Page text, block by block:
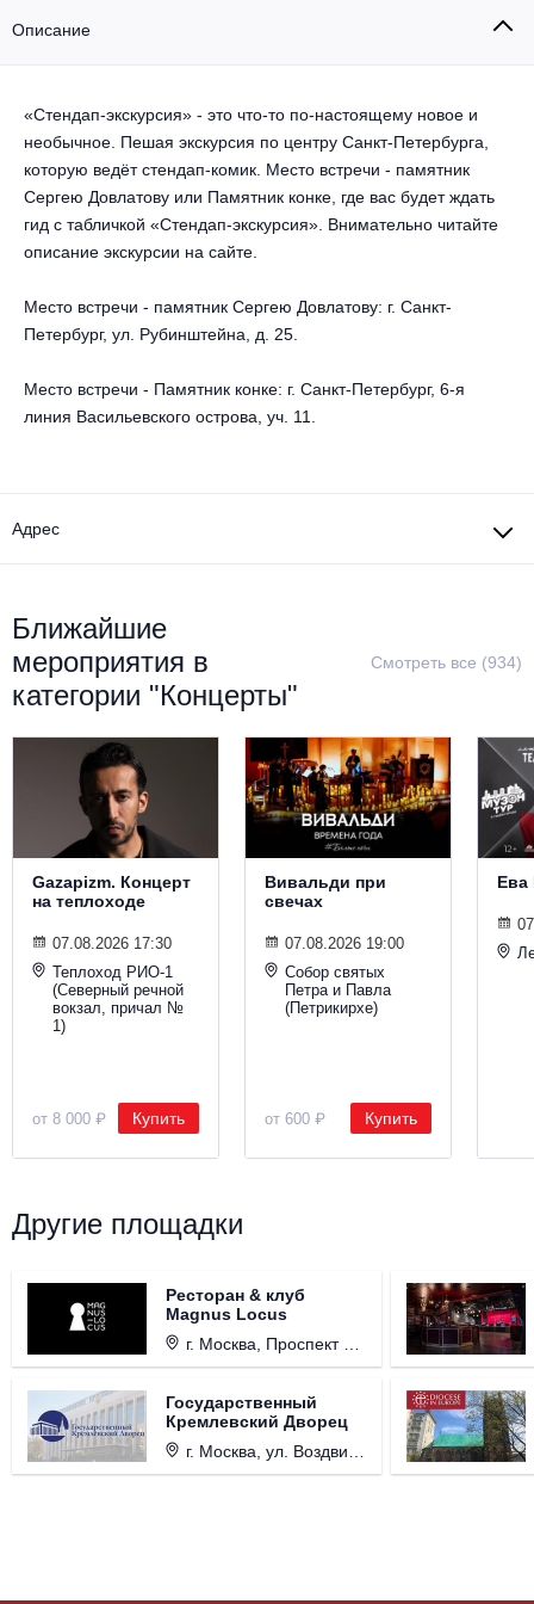
Классическая музыка
Круиз Фест
Open-air на ВДНХ
Джаз и блюз
Известные актёры
Творческий вечер
Мюзикл, оперетта
Драма
Музыкальный спектакль
Детский спектакль
Детское шоу
Все события
Все события
Описание
«Стендап-экскурсия» - это что-то по-настоящему новое и
необычное. Пешая экскурсия по центру Санкт-Петербурга,
которую ведёт стендап-комик. Место встречи - памятник
Сергею Довлатову или Памятник конке, где вас будет ждать
гид с табличкой «Стендап-экскурсия». Внимательно читайте
описание экскурсии на сайте.
Место встречи - памятник Сергею Довлатову: г. Санкт-
Петербург, ул. Рубинштейна, д. 25.
Место встречи - Памятник конке: г. Санкт-Петербург, 6-я
линия Васильевского острова, уч. 11.
Адрес
Ближайшие
мероприятия в
категории "Концерты"
Смотреть все (934)
Gazapizm. Концерт
на теплоходе
07.08.2026 17:30
Теплоход РИО-1
(Северный речной
вокзал, причал №
1)
от 8 000 ₽ Купить
Вивальди при
свечах
07.08.2026 19:00
Собор святых
Петра и Павла
(Петрикирхе)
от 600 ₽ Купить
Ева
Другие площадки
Ресторан & клуб
Magnus Locus
г. Москва, Проспект Мира, д. 12, стр. 9.
Государственный
Кремлевский Дворец
г. Москва, ул. Воздвиженка, д. 1, Кремль.